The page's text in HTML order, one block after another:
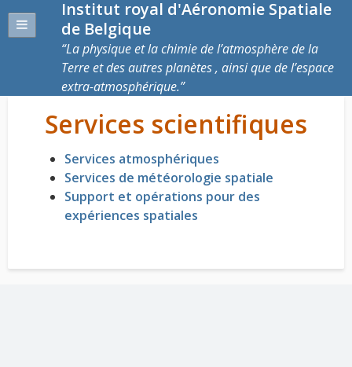
Institut royal d'Aéronomie Spatiale
de Belgique
La physique et la chimie de l’atmosphère de la
Terre et des autres planètes , ainsi que de l’espace
extra-atmosphérique.
Services scientifiques
Services atmosphériques
Services de météorologie spatiale
Support et opérations pour des
expériences spatiales